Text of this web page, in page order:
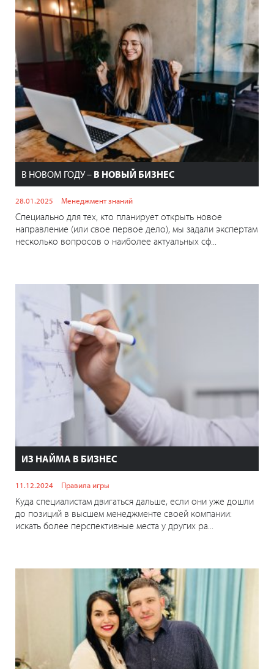
В НОВОМ ГОДУ – В НОВЫЙ БИЗНЕС
28.01.2025 Менеджмент знаний
Специально для тех, кто планирует открыть новое
направление (или свое первое дело), мы задали экспертам
несколько вопросов о наиболее актуальных сф...
ИЗ НАЙМА В БИЗНЕС
11.12.2024 Правила игры
Куда специалистам двигаться дальше, если они уже дошли
до позиций в высшем менеджменте своей компании:
искать более перспективные места у других ра...